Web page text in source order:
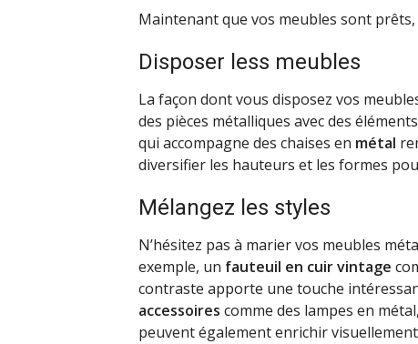
Maintenant que vos meubles sont
Disposer less meubles
La façon dont vous disposez vos
des pièces métalliques avec des
qui accompagne des chaises en métal
diversifier les hauteurs et les formes
Mélangez les styles
N’hésitez pas à marier vos meubles
exemple, un fauteuil en cuir vintage
contraste apporte une touche
accessoires comme des lampes en
peuvent également enrichir